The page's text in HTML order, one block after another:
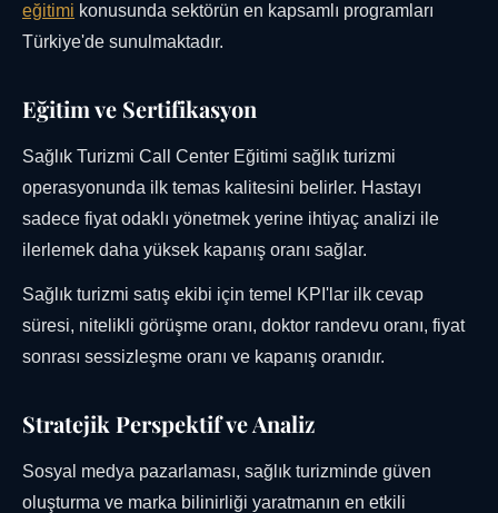
eğitimi konusunda sektörün en kapsamlı programları
Türkiye'de sunulmaktadır.
Eğitim ve Sertifikasyon
Sağlık Turizmi Call Center Eğitimi sağlık turizmi
operasyonunda ilk temas kalitesini belirler. Hastayı
sadece fiyat odaklı yönetmek yerine ihtiyaç analizi ile
ilerlemek daha yüksek kapanış oranı sağlar.
Sağlık turizmi satış ekibi için temel KPI'lar ilk cevap
süresi, nitelikli görüşme oranı, doktor randevu oranı, fiyat
sonrası sessizleşme oranı ve kapanış oranıdır.
Stratejik Perspektif ve Analiz
Sosyal medya pazarlaması, sağlık turizminde güven
oluşturma ve marka bilinirliği yaratmanın en etkili